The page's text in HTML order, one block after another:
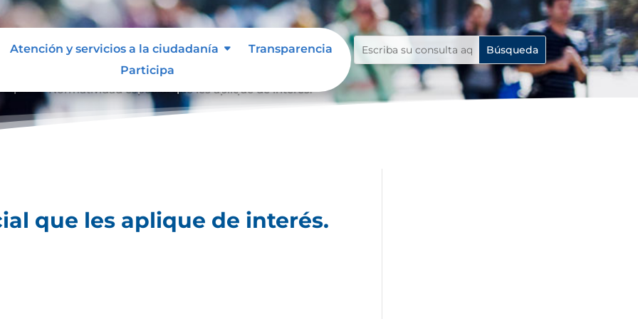
Atención y servicios a la ciudadanía
Transparencia
Participa
que les aplique de interés.